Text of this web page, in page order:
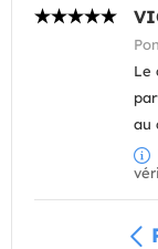
Le
au